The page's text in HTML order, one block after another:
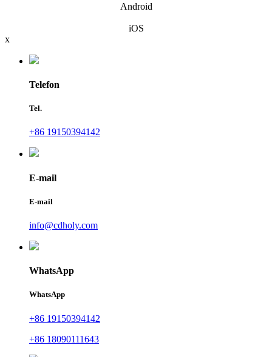
Android
iOS
x
Telefon
Tel.
+86 19150394142
E-mail
E-mail
info@cdholy.com
WhatsApp
WhatsApp
+86 19150394142
+86 18090111643